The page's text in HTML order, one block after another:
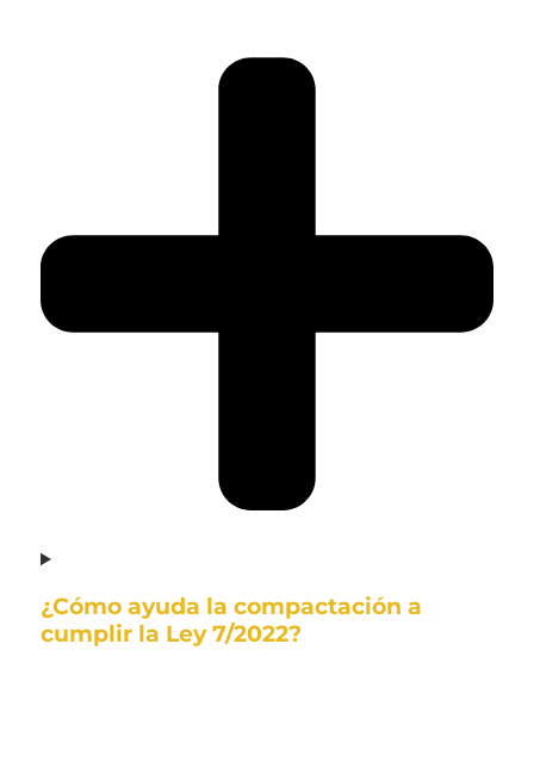
¿Cómo ayuda la compactación a
cumplir la Ley 7/2022?